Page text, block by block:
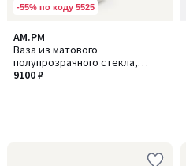
-55% по коду 5525
AM.PM
Ваза из матового
полупрозрачного стекла,
Topina / Топина
9100 ₽